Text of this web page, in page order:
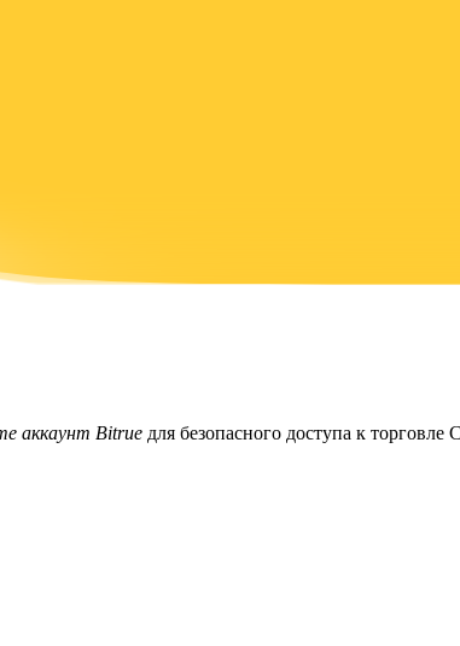
награды ежедневно
аккаунт Bitrue для безопасного доступа к торговле